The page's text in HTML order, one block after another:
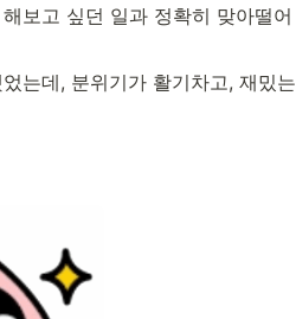
보고 싶던 일과 정확히 맞아떨어
는데, 분위기가 활기차고, 재밌는